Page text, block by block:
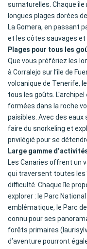
surnaturelles. Chaque
longues plages dorées
La Gomera, en passant
et les côtes sauvages et
Plages pour tous les
Que vous préfériez les
à Corralejo sur l’île de
volcanique de Tenerife,
tous les goûts.
formées dans la roche
paisibles. Avec des eaux
faire du snorkeling et
privilégié pour se
Large gamme
Les Canaries offrent un
qui traversent toutes les
difficulté. Chaque île
explorer : le Parc
emblématique, le Parc
connu pour ses
forêts primaires
d’aventure pourront